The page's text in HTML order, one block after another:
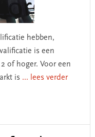
hebben,
is een
of hoger. Voor een
is ... lees verder